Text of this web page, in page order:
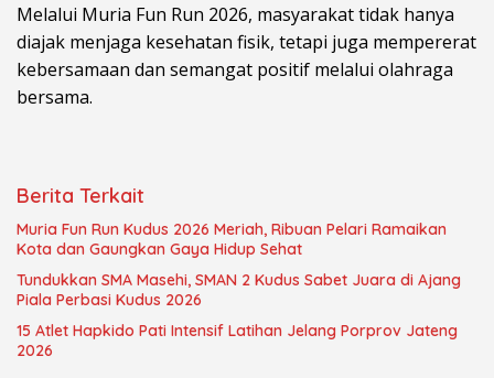
Melalui Muria Fun Run 2026, masyarakat tidak hanya
diajak menjaga kesehatan fisik, tetapi juga mempererat
kebersamaan dan semangat positif melalui olahraga
bersama.
Berita Terkait
Muria Fun Run Kudus 2026 Meriah, Ribuan Pelari Ramaikan
Kota dan Gaungkan Gaya Hidup Sehat
Tundukkan SMA Masehi, SMAN 2 Kudus Sabet Juara di Ajang
Piala Perbasi Kudus 2026
15 Atlet Hapkido Pati Intensif Latihan Jelang Porprov Jateng
2026